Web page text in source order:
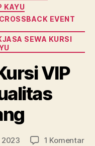
KAYU
EVENT
SEWA KURSI
VIP
2023 1 Komentar